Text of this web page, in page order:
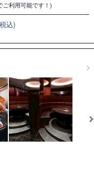
利用可能です！)
込)